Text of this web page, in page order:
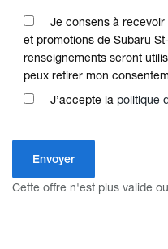
Je consens à
et promotions de Subaru
renseignements seront
peux retirer mon
J’accepte la politique
Cette offre n'est plus valide